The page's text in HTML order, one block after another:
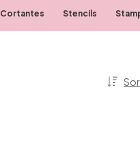
Cortantes Stencils